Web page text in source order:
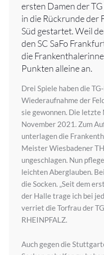
ersten Damen der
in die Rückrunde der
Süd gestartet. Weil
den SC SaFo
die
Punkten alleine an.
Drei Spiele haben die
Wiederaufnahme der
sie gewonnen. Die
November 2021. Zum
unterlagen die
Meister Wiesbadener
ungeschlagen. Nun
leichten Aberglauben.
die Socken. „Seit dem
der Halle trage ich bei
verriet die Torfrau der
RHEINPFALZ.
Auch gegen die